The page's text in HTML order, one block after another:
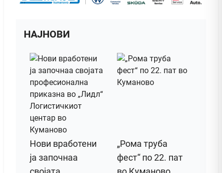
НАЈНОВИ
Нови вработени
ја започнаа
„Рома труба
фест“ по 22. пат